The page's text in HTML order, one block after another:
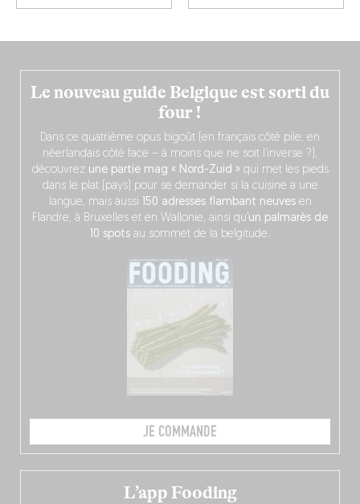
Le nouveau guide Belgique est sorti du
four !
Dans ce quatrième opus bigoût (en français côté pile, en
néerlandais côté face – à moins que ne soit l’inverse ?),
découvrez une partie mag « Nord-Zuid » qui met les pieds
dans le plat (pays) pour se demander si la cuisine a une
langue, mais aussi 150 adresses flambant neuvesen
Flandre, à Bruxelles et en Wallonie, ainsi qu’un palmarès de
10 spots au sommet de la belgitude.
JE COMMANDE
L’app Fooding